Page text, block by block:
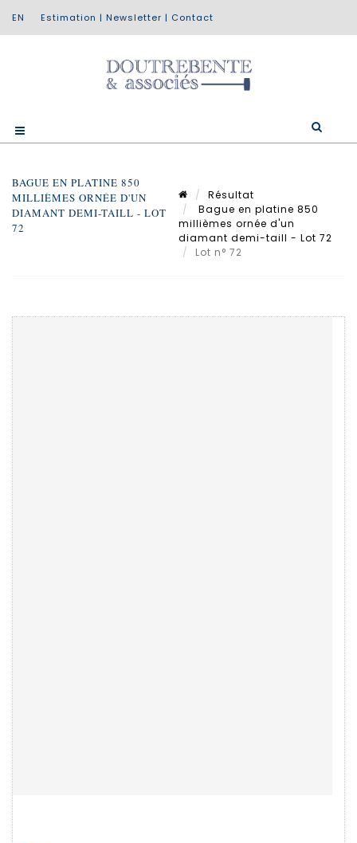
Estimation | Newsletter | Contact
BAGUE EN PLATINE 850
MILLIÈMES ORNÉE D'UN
DIAMANT DEMI-TAILL - LOT
72
Résultat
Bague en platine 850
millièmes ornée d'un
diamant demi-taill - Lot 72
Lot n° 72